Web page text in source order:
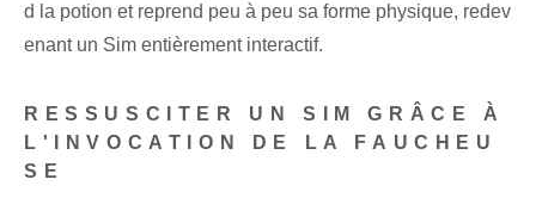
d la potion et reprend peu à peu sa forme physique, redev
enant un Sim entièrement interactif.
RESSUSCITER UN SIM GRÂCE À
L'INVOCATION DE LA FAUCHEU
SE